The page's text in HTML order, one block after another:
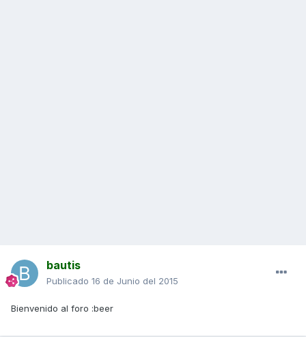
bautis
Publicado 16 de Junio del 2015
Bienvenido al foro :beer